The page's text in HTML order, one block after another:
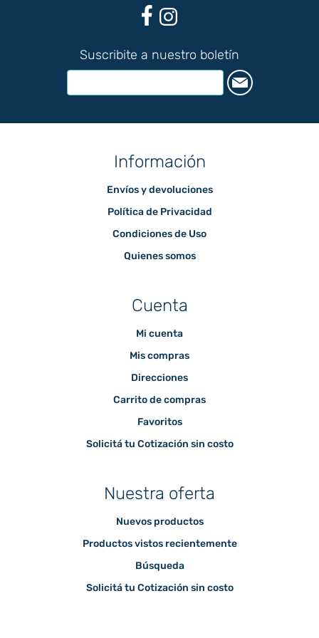
Suscribite a nuestro boletín
Información
Envíos y devoluciones
Política de Privacidad
Condiciones de Uso
Quienes somos
Cuenta
Mi cuenta
Mis compras
Direcciones
Carrito de compras
Favoritos
Solicitá tu Cotización sin costo
Nuestra oferta
Nuevos productos
Productos vistos recientemente
Búsqueda
Solicitá tu Cotización sin costo